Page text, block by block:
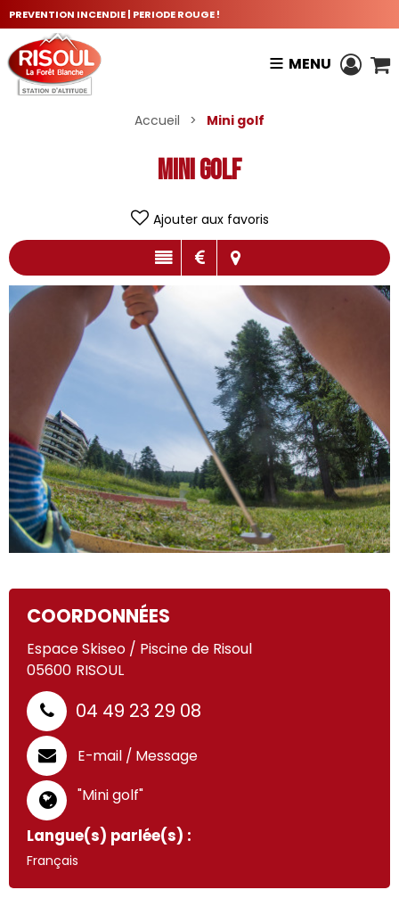
PREVENTION INCENDIE | PERIODE ROUGE !
MENU
Accueil > Mini golf
Mini golf
Ajouter aux favoris
COORDONNÉES
Espace Skiseo / Piscine de Risoul
05600 RISOUL
04 49 23 29 08
E-mail / Message
"Mini golf"
Langue(s) parlée(s) :
Français